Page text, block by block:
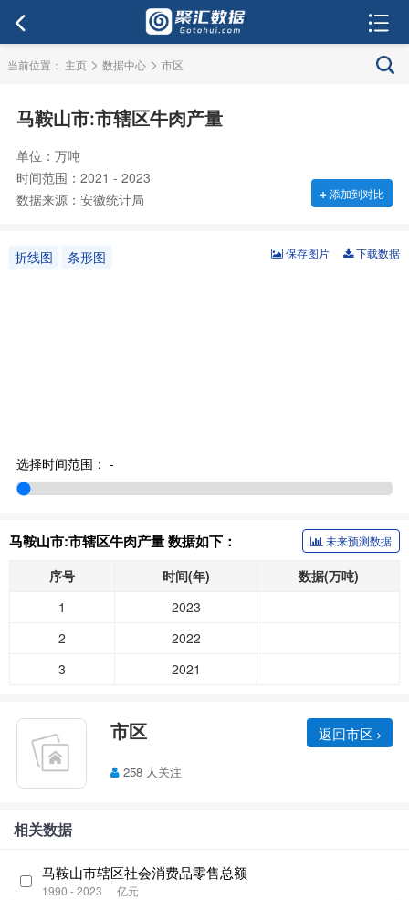
当前位置： 主页 > 数据中心 > 市区
马鞍山市:市辖区牛肉产量
单位：万吨
时间范围：2021 - 2023
数据来源：安徽统计局
+添加到对比
折线图 条形图 下载数据
保存图片
选择时间范围： -
马鞍山市:市辖区牛肉产量 数据如下： 未来预测数据
序号 时间(年)
数据(万吨)
1
2023
2
2022
3
2021
市区 返回市区
258 人关注
相关数据
马鞍山市辖区社会消费品零售总额
1990 - 2023 亿元